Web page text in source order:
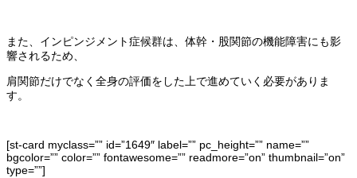
また、インピンジメント症候群は、体幹・股関節の機能障害にも影
響されるため、
肩関節だけでなく全身の評価をした上で進めていく必要がありま
す。
[st-card myclass=”” id=”1649″ label=”” pc_height=”” name=””
bgcolor=”” color=”” fontawesome=”” readmore=”on” thumbnail=”on”
type=””]